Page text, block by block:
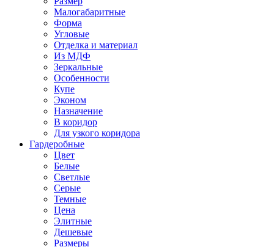
Малогабаритные
Форма
Угловые
Отделка и материал
Из МДФ
Зеркальные
Особенности
Купе
Эконом
Назначение
В коридор
Для узкого коридора
Гардеробные
Цвет
Белые
Светлые
Серые
Темные
Цена
Элитные
Дешевые
Размеры